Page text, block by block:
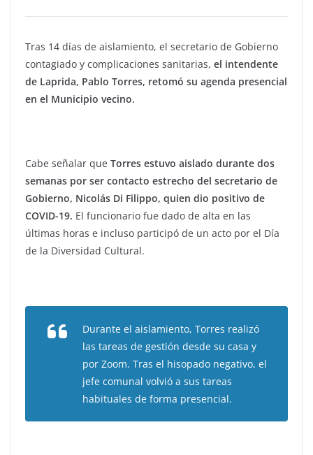
Tras 14 días de aislamiento, el secretario de Gobierno
contagiado y complicaciones sanitarias, el intendente
de Laprida, Pablo Torres, retomó su agenda presencial
en el Municipio vecino.
Cabe señalar que Torres estuvo aislado durante dos
semanas por ser contacto estrecho del secretario de
Gobierno, Nicolás Di Filippo, quien dio positivo de
COVID-19. El funcionario fue dado de alta en las
últimas horas e incluso participó de un acto por el Día
de la Diversidad Cultural.
Durante el aislamiento, Torres realizó
las tareas de gestión desde su casa y
por Zoom. Tras el hisopado negativo, el
jefe comunal volvió a sus tareas
habituales de forma presencial.